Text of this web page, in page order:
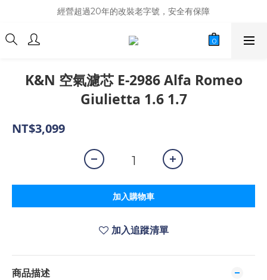
商品庫存變動快速，難免庫存不同步，建議購買之前先詢問貨況
經營超過20年的改裝老字號，安全有保障
商品庫存變動快速，難免庫存不同步，建議購買之前先詢問貨況
K&N 空氣濾芯 E-2986 Alfa Romeo
Giulietta 1.6 1.7
NT$3,099
加入購物車
加入追蹤清單
商品描述